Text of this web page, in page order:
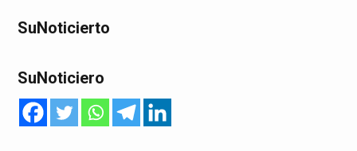
SuNoticierto
SuNoticiero